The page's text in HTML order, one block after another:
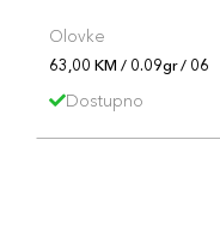
Olovke
63,00 KM / 0.09gr / 06
Dostupno